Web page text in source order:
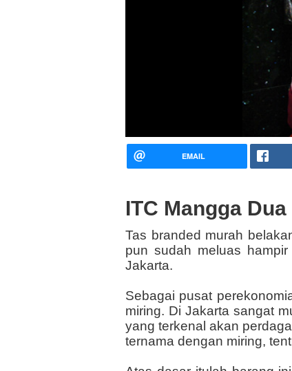
EMAIL
ITC Mangga
Tas branded murah
pun sudah meluas
Jakarta.
Sebagai pusat
miring. Di Jakarta sangat
yang terkenal akan
ternama dengan miring,